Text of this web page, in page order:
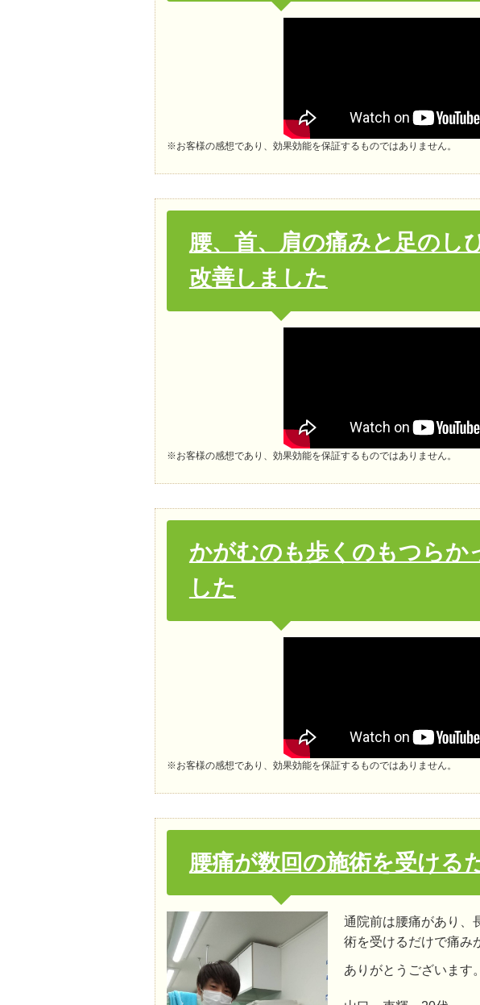
※お客様の感想であり、効果効能を保証するものではありません。
腰、首、肩の痛みと足のし
改善しました
※お客様の感想であり、効果効能を保証するものではありません。
かがむのも歩くのもつらか
した
※お客様の感想であり、効果効能を保証するものではありません。
腰痛が数回の施術を受ける
通院前は腰痛があり、
術を受けるだけで痛み
ありがとうございます。